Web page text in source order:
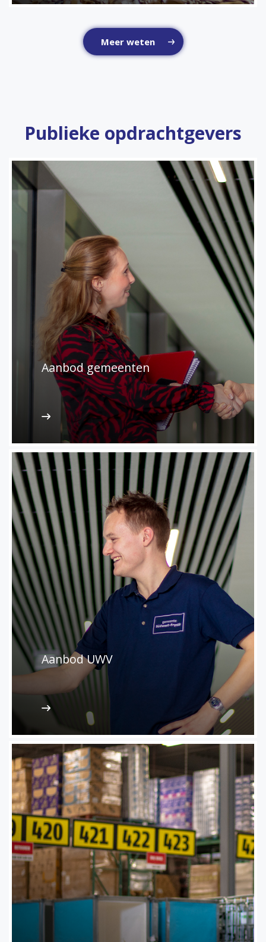
Meer weten
Publieke opdrachtgevers
Aanbod gemeenten
Aanbod UWV